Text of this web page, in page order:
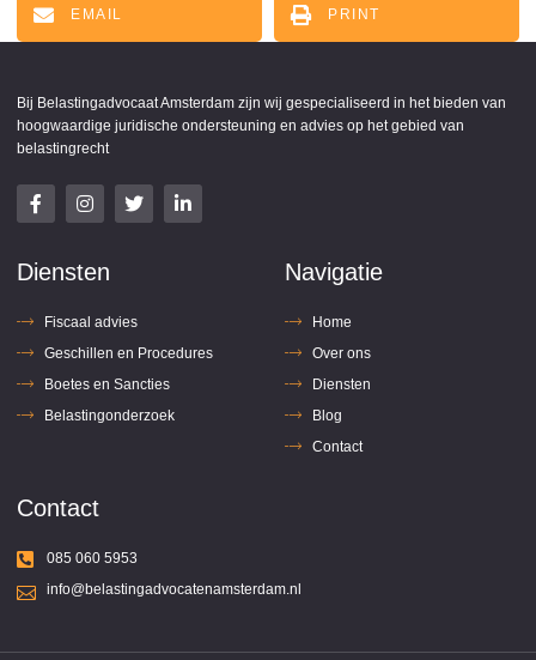
EMAIL PRINT
Bij Belastingadvocaat Amsterdam zijn wij gespecialiseerd in het bieden van
hoogwaardige juridische ondersteuning en advies op het gebied van
belastingrecht
Diensten
Fiscaal advies
Geschillen en Procedures
Boetes en Sancties
Belastingonderzoek
Navigatie
Home
Over ons
Diensten
Blog
Contact
Contact
085 060 5953
info@belastingadvocatenamsterdam.nl